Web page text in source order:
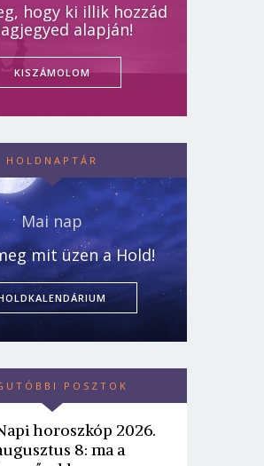
hogy ki illik hozzád
alapján!
KISZÁMOLOM
HOLDNAPTÁR
Mai nap
mit üzen a Hold!
POSZTOK
horoszkóp 2026.
8: ma a